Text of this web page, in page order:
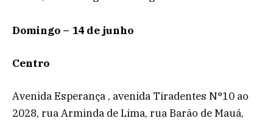
Domingo – 14 de junho
Centro
Avenida Esperança , avenida Tiradentes N°10 ao
2028, rua Arminda de Lima, rua Barão de Mauá,